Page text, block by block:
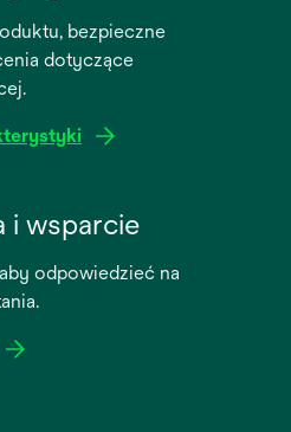
bezpieczne
dotyczące
i wsparcie
odpowiedzieć na